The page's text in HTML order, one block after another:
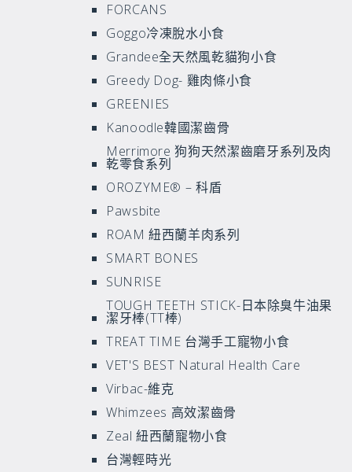
FORCANS
Goggo冷凍脫水小食
Grandee全天然風乾貓狗小食
Greedy Dog- 雞肉條小食
GREENIES
Kanoodle韓國潔齒骨
Merrimore 狗狗天然潔齒磨牙系列及肉
乾零食系列
OROZYME® – 科盾
Pawsbite
ROAM 紐西蘭羊肉系列
SMART BONES
SUNRISE
TOUGH TEETH STICK-日本除臭牛油果
潔牙棒(TT棒)
TREAT TIME 台灣手工寵物小食
VET'S BEST Natural Health Care
Virbac-維克
Whimzees 高效潔齒骨
Zeal 紐西蘭寵物小食
台灣輕時光